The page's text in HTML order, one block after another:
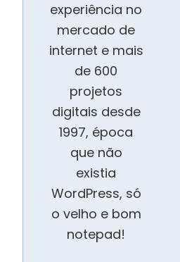
experiência no
mercado de
internet e mais
de 600
projetos
digitais desde
1997, época
que não
existia
WordPress, só
o velho e bom
notepad!